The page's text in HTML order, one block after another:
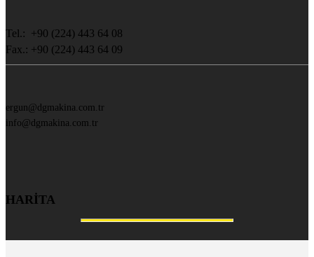
Tel.: +90 (224) 443 64 08
Fax.: +90 (224) 443 64 09
ergun@dgmakina.com.tr
info@dgmakina.com.tr
HARİTA